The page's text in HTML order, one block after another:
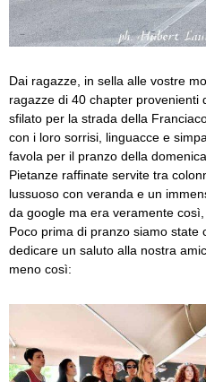
Dai ragazze, in sella alle vostre
ragazze di 40 chapter provenienti
sfilato per la strada della
con i loro sorrisi, linguacce e
favola per il pranzo della
Pietanze raffinate servite tra
lussuoso con veranda e un
da google ma era veramente
Poco prima di pranzo siamo state
dedicare un saluto alla nostra
meno così: